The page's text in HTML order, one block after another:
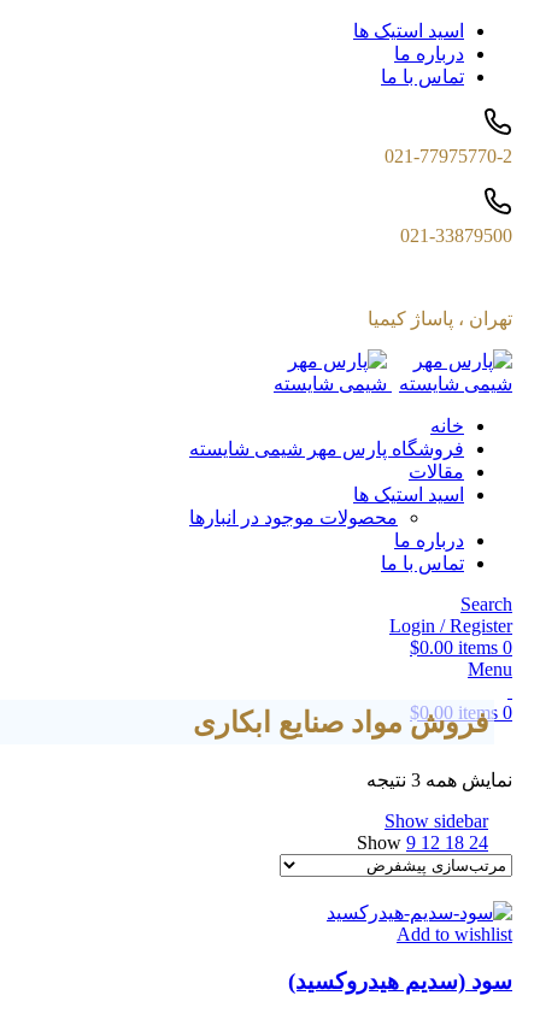
اسید استیک ها
درباره ما
تماس با ما
021-77975770-2
021-33879500
تهران ، پاساژ کیمیا
خانه
فروشگاه پارس مهر شیمی شایسته
مقالات
اسید استیک ها
محصولات موجود در انبارها
درباره ما
تماس با ما
Search
Login / Register
0
items
$0.00
Menu
0
items
$0.00
فروش مواد صنایع ابکاری
نمایش همه 3 نتیجه
Show sidebar
Show 9 12 18 24
Add to wishlist
سود (سدیم هیدروکسید)